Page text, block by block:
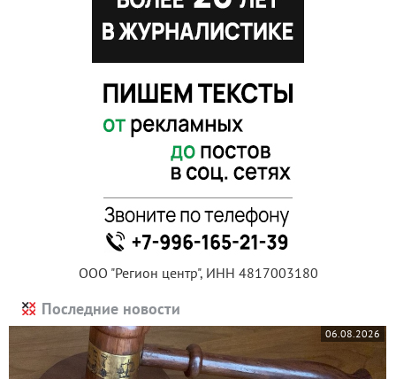
ООО "Регион центр", ИНН 4817003180
Последние новости
06.08.2026